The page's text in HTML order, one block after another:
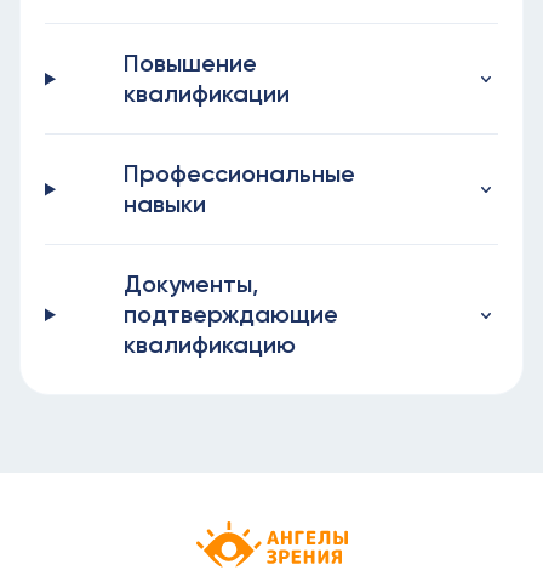
Повышение
квалификации
Профессиональные
навыки
Документы,
подтверждающие
квалификацию
Детская офтальмология Ангелы